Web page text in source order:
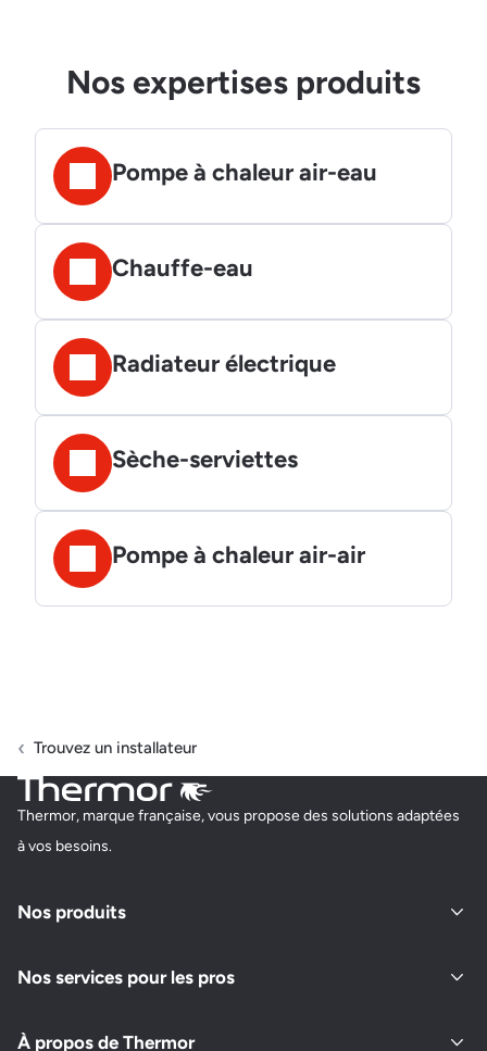
Nos expertises produits
Pompe à chaleur air-eau
Chauffe-eau
Radiateur électrique
Sèche-serviettes
Pompe à chaleur air-air
Trouvez un installateur
Thermor, marque française, vous propose des solutions adaptées
à vos besoins.
Nos produits
Nos services pour les pros
À propos de Thermor